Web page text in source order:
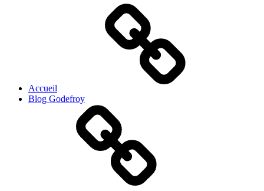
Accueil
Blog Godefroy